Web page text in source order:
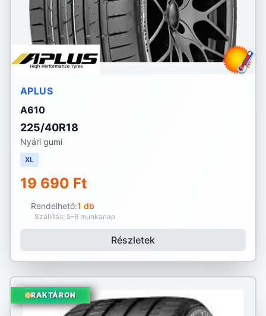
APLUS
A610
225/40R18
Nyári gumi
XL
19 690 Ft
Rendelhető:1 db
Szállítás: 5-6 munkanap
Részletek
RAKTÁRON